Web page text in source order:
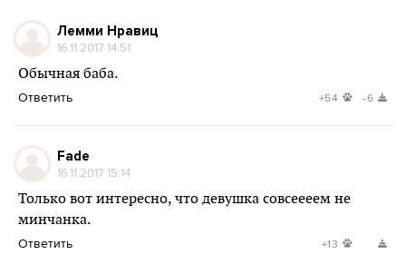
Лемми Нравиц
16.11.2017 14:51
Обычная баба.
Ответить +54 -6
Fade
16.11.2017 15:14
Только вот интересно, что девушка совсеееем не
минчанка.
Ответить +13